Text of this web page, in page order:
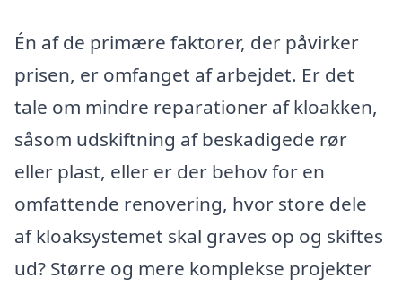
Én af de primære faktorer, der påvirker
prisen, er omfanget af arbejdet. Er det
tale om mindre reparationer af kloakken,
såsom udskiftning af beskadigede rør
eller plast, eller er der behov for en
omfattende renovering, hvor store dele
af kloaksystemet skal graves op og skiftes
ud? Større og mere komplekse projekter